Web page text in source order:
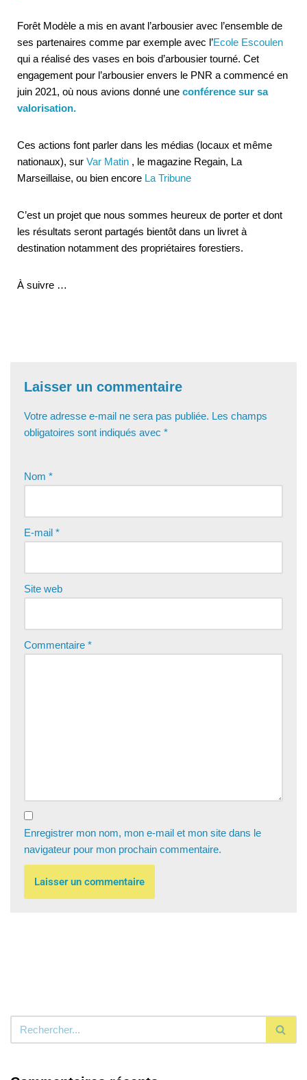
Forêt Modèle a mis en avant l’arbousier avec l’ensemble de
ses partenaires comme par exemple avec l’Ecole Escoulen
qui a réalisé des vases en bois d’arbousier tourné. Cet
engagement pour l’arbousier envers le PNR a commencé en
juin 2021, où nous avions donné une conférence sur sa
valorisation.
Ces actions font parler dans les médias (locaux et même
nationaux), sur Var Matin , le magazine Regain, La
Marseillaise, ou bien encore La Tribune
C’est un projet que nous sommes heureux de porter et dont
les résultats seront partagés bientôt dans un livret à
destination notamment des propriétaires forestiers.
À suivre …
Laisser un commentaire
Votre adresse e-mail ne sera pas publiée. Les champs
obligatoires sont indiqués avec *
Nom *
E-mail *
Site web
Commentaire *
Enregistrer mon nom, mon e-mail et mon site dans le
navigateur pour mon prochain commentaire.